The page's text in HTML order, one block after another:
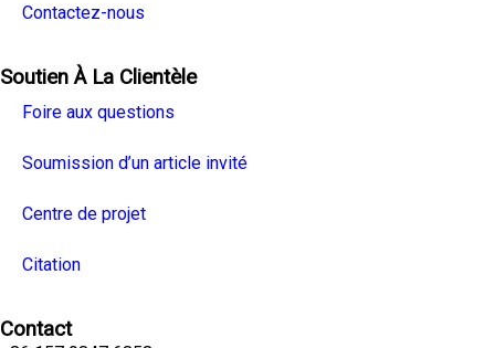
Contactez-nous
Soutien À La Clientèle
Foire aux questions
Soumission d’un article invité
Centre de projet
Citation
Contact